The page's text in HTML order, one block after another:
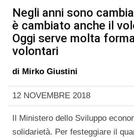
Negli anni sono
è cambiato anche il
Oggi serve molta
volontari
di Mirko Giustini
12 NOVEMBRE 2018
Il Ministero dello Sviluppo
solidarietà. Per festeggiare il